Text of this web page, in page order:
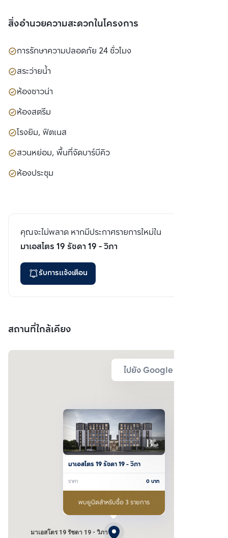
สิ่งอำนวยความสะดวกในโครงการ
การรักษาความปลอดภัย 24 ชั่วโมง
สระว่ายน้ำ
ห้องซาวน่า
ห้องสตรีม
โรงยิม, ฟิตเนส
สวนหย่อม, พื้นที่จัดบาร์บีคิว
ห้องประชุม
คุณจะไม่พลาด หากมีประกาศรายการใหม่ใน
มาเอสโตร 19 รัชดา 19 - วิภา
รับการแจ้งเตือน
สถานที่ใกล้เคียง
ไปยัง Google Map
มาเอสโตร 19 รัชดา 19 - วิภา
มาเอสโตร 19 รัชดา 19 - วิภา
ราคา 0บาท
พบยูนิตสำหรับซื้อ 3 รายการ